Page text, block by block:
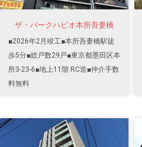
ザ・パークハビオ本所吾妻橋
■2026年2月竣工■本所吾妻橋駅徒
歩5分■総戸数29戸■東京都墨田区本
所3-23-6■地上11階 RC造■仲介手数
料無料